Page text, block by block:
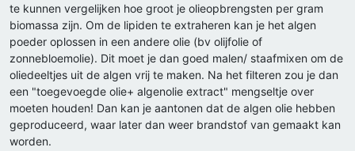
te kunnen vergelijken hoe groot je olieopbrengsten per gram
biomassa zijn. Om de lipiden te extraheren kan je het algen
poeder oplossen in een andere olie (bv olijfolie of
zonnebloemolie). Dit moet je dan goed malen/ staafmixen om de
oliedeeltjes uit de algen vrij te maken. Na het filteren zou je dan
een "toegevoegde olie+ algenolie extract" mengseltje over
moeten houden! Dan kan je aantonen dat de algen olie hebben
geproduceerd, waar later dan weer brandstof van gemaakt kan
worden.